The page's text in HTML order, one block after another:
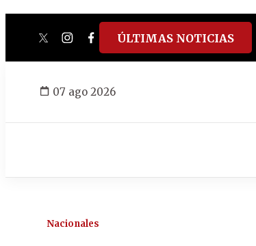
twitterinstagram
facebook
tiktokyoutube
spotify
ÚLTIMAS NOTICIAS
07 ago 2026
Nacionales